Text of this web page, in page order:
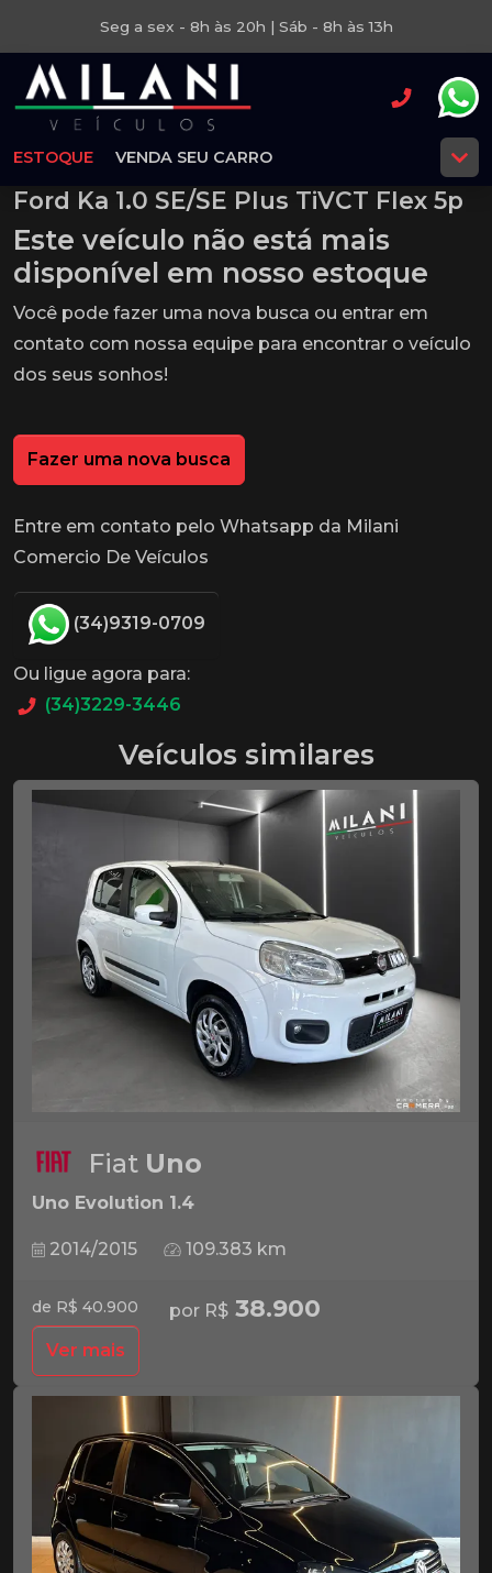
Seg a sex - 8h às 20h | Sáb - 8h às 13h
ESTOQUE VENDA SEU CARRO
Ford Ka 1.0 SE/SE Plus TiVCT Flex 5p
Este veículo não está mais
disponível em nosso estoque
Você pode fazer uma nova busca ou entrar em
contato com nossa equipe para encontrar o veículo
dos seus sonhos!
Fazer uma nova busca
Entre em contato pelo Whatsapp da Milani
Comercio De Veículos
(34)9319-0709
Ou ligue agora para:
(34)3229-3446
Veículos similares
Fiat Uno
Uno Evolution 1.4
2014/2015 109.383 km
de R$ 40.900 por R$ 38.900
Ver mais